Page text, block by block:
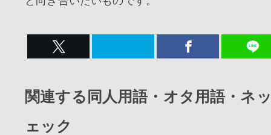
関連する同人用語・オタ用語・ネ
ェック